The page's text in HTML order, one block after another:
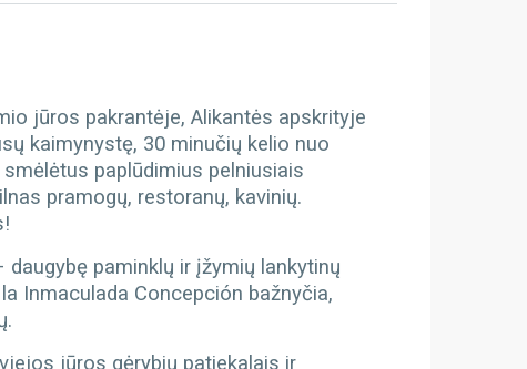
jūros pakrantėje, Alikantės apskrityje
kaimynystę, 30 minučių kelio nuo
paplūdimius pelniusiais
pramogų, restoranų, kavinių.
paminklų ir įžymių lankytinų
Inmaculada Concepción bažnyčia,
jūros gėrybių patiekalais ir